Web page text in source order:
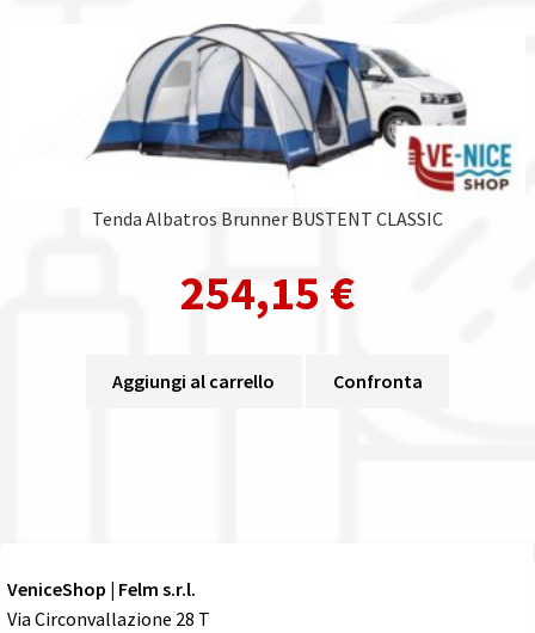
Tenda Albatros Brunner BUSTENT CLASSIC
254,15 €
Aggiungi al carrello Confronta
VeniceShop | Felm s.r.l.
Via Circonvallazione 28 T